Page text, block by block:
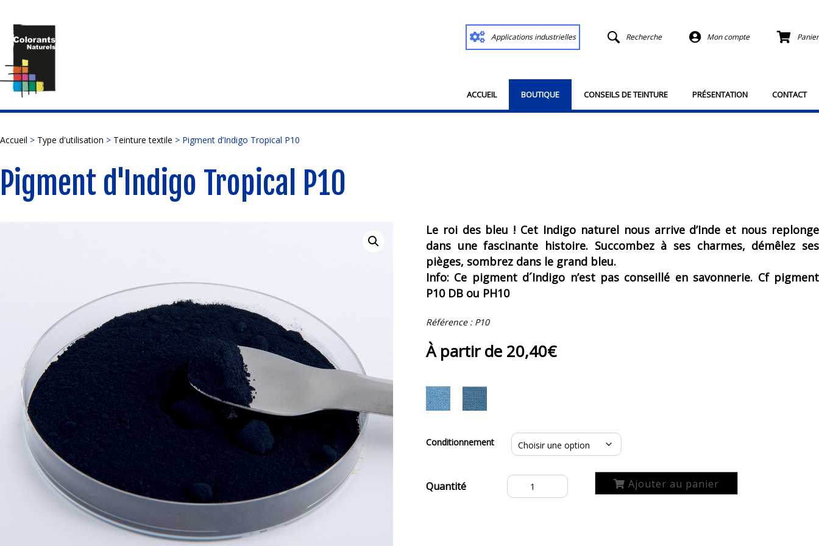
Applications industrielles Recherche Mon compte Panier
ACCUEIL BOUTIQUE CONSEILS DE TEINTURE PRÉSENTATION CONTACT
Accueil > Type d'utilisation > Teinture textile > Pigment d’Indigo Tropical P10
Pigment d'Indigo Tropical P10
Le roi des bleu ! Cet Indigo naturel nous arrive d’Inde et nous replonge
dans une fascinante histoire. Succombez à ses charmes, démêlez ses
pièges, sombrez dans le grand bleu.
Info: Ce pigment d´Indigo n’est pas conseillé en savonnerie. Cf pigment
P10 DB ou PH10
Référence : P10
À partir de 20,40€
Conditionnement
quantité
Ajouter au panier